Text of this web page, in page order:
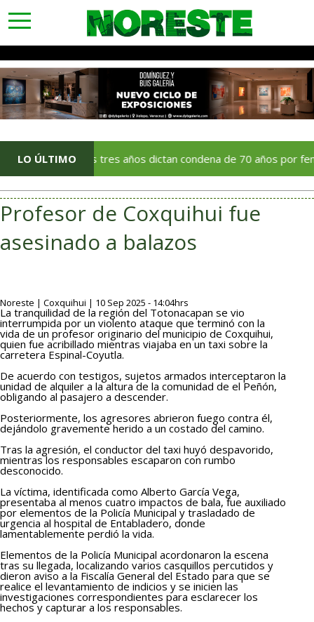
toggle
navigation
LO ÚLTIMO
Tras tres años dictan condena de 70 años por feminicidio
Profesor de Coxquihui fue
asesinado a balazos
Noreste | Coxquihui | 10 Sep 2025 - 14:04hrs
La tranquilidad de la región del Totonacapan se vio
interrumpida por un violento ataque que terminó con la
vida de un profesor originario del municipio de Coxquihui,
quien fue acribillado mientras viajaba en un taxi sobre la
carretera Espinal-Coyutla.
De acuerdo con testigos, sujetos armados interceptaron la
unidad de alquiler a la altura de la comunidad de el Peñón,
obligando al pasajero a descender.
Posteriormente, los agresores abrieron fuego contra él,
dejándolo gravemente herido a un costado del camino.
Tras la agresión, el conductor del taxi huyó despavorido,
mientras los responsables escaparon con rumbo
desconocido.
La víctima, identificada como Alberto García Vega,
presentaba al menos cuatro impactos de bala, fue auxiliado
por elementos de la Policía Municipal y trasladado de
urgencia al hospital de Entabladero, donde
lamentablemente perdió la vida.
Elementos de la Policía Municipal acordonaron la escena
tras su llegada, localizando varios casquillos percutidos y
dieron aviso a la Fiscalía General del Estado para que se
realice el levantamiento de indicios y se inicien las
investigaciones correspondientes para esclarecer los
hechos y capturar a los responsables.